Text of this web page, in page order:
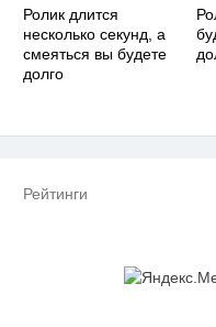
Ролик длится
несколько секунд, а
смеяться вы будете
долго
Рейтинги